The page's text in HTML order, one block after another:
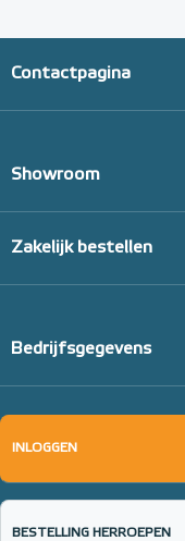
Contactpagina
Showroom
Zakelijk bestellen
Bedrijfsgegevens
INLOGGEN
BESTELLING HERROEPEN